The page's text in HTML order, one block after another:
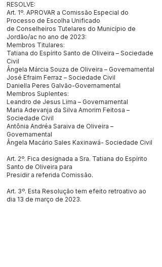
RESOLVE:
Art. 1º. APROVAR a Comissão Especial do
Processo de Escolha Unificado
de Conselheiros Tutelares do Município de
Jordão/ac no ano de 2023:
Membros Titulares:
Tatiana do Espírito Santo de Oliveira – Sociedade
Civil
Ângela Márcia Souza de Oliveira – Governamental
José Efraim Ferraz – Sociedade Civil
Daniella Peres Galvão-Governamental
Membros Suplentes:
Leandro de Jesus Lima – Governamental
Maria Adevanja da Silva Amorim Feitosa –
Sociedade Civil
Antônia Andréa Saraiva de Oliveira –
Governamental
Ângela Macário Sales Kaxinawá- Sociedade Civil
Art. 2º. Fica designada a Sra. Tatiana do Espírito
Santo de Oliveira para
Presidir a referida Comissão.
Art. 3º. Esta Resolução tem efeito retroativo ao
dia 13 de março de 2023.